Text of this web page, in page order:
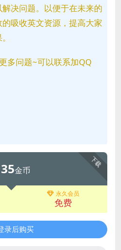
决问题。以便于在未来的
吸收英文资源，提高大家
多问题~可以联系加QQ
下载
35金币
永久会员
免费
录后购买